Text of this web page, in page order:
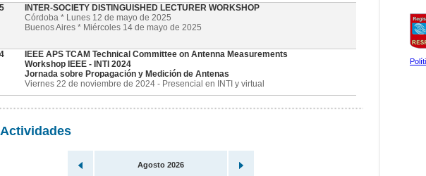
INTER-SOCIETY DISTINGUISHED LECTURER WORKSHOP
Córdoba * Lunes 12 de mayo de 2025
Buenos Aires * Miércoles 14 de mayo de 2025
IEEE APS TCAM Technical Committee on Antenna Measurements
Workshop IEEE - INTI 2024
Jornada sobre Propagación y Medición de Antenas
Viernes 22 de noviembre de 2024 - Presencial en INTI y virtual
Agosto 2026